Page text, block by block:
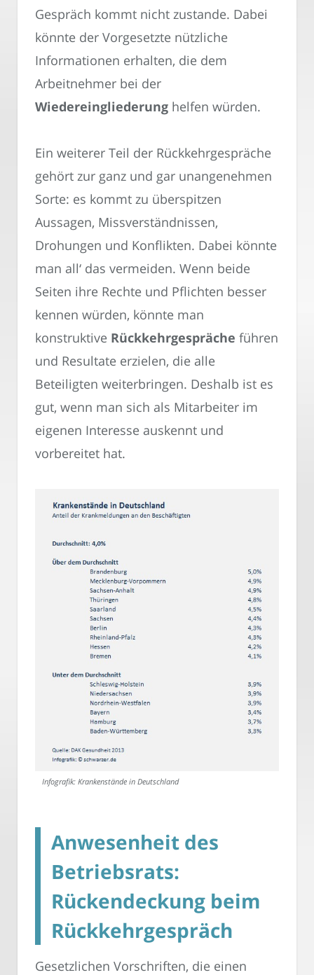
Gespräch kommt nicht zustande. Dabei
könnte der Vorgesetzte nützliche
Informationen erhalten, die dem
Arbeitnehmer bei der
Wiedereingliederung helfen würden.
Ein weiterer Teil der Rückkehrgespräche
gehört zur ganz und gar unangenehmen
Sorte: es kommt zu überspitzen
Aussagen, Missverständnissen,
Drohungen und Konflikten. Dabei könnte
man all‘ das vermeiden. Wenn beide
Seiten ihre Rechte und Pflichten besser
kennen würden, könnte man
konstruktive Rückkehrgespräche führen
und Resultate erzielen, die alle
Beteiligten weiterbringen. Deshalb ist es
gut, wenn man sich als Mitarbeiter im
eigenen Interesse auskennt und
vorbereitet hat.
Infografik: Krankenstände in Deutschland
Anwesenheit des
Betriebsrats:
Rückendeckung beim
Rückkehrgespräch
Gesetzlichen Vorschriften, die einen